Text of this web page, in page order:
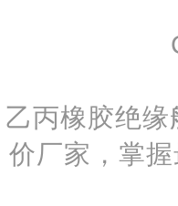
乙丙橡胶绝
价厂家，掌